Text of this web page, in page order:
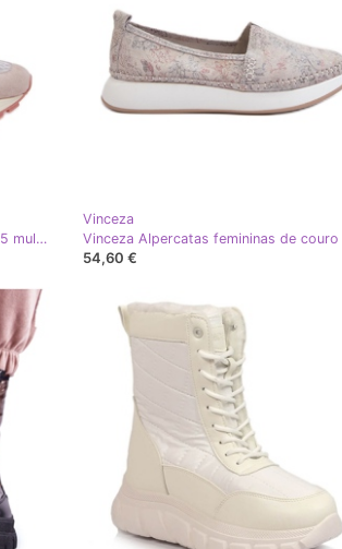
Tênis tênis tênis tênis Vinceza 66725 multikolor multicolorido
Vinceza
54,60 €